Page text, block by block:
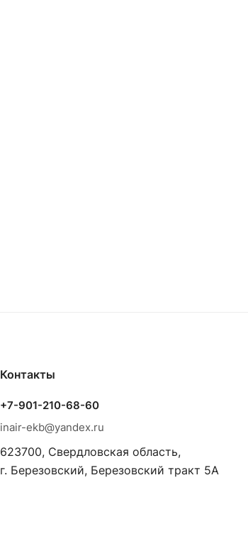
Контакты
+7-901-210-68-60
inair-ekb@yandex.ru
623700, Свердловская область,
г. Березовский, Березовский тракт 5А